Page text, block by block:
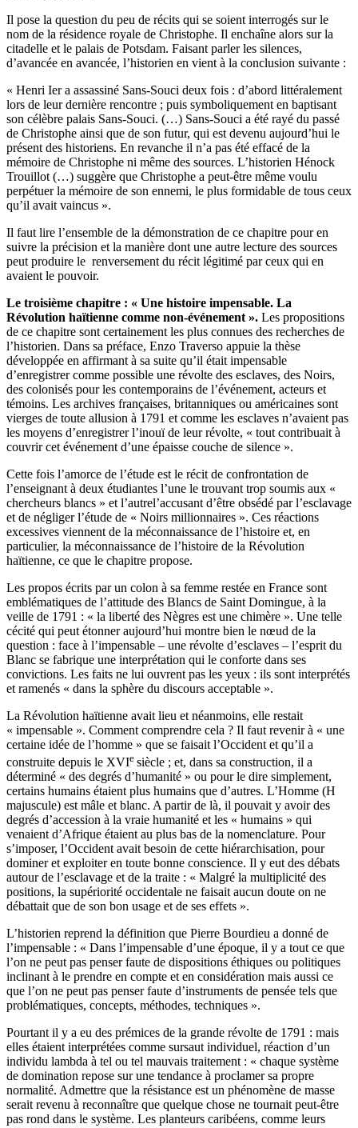
Il pose la question du peu de récits qui se soient interrogés sur le
nom de la résidence royale de Christophe. Il enchaîne alors sur la
citadelle et le palais de Potsdam. Faisant parler les silences,
d’avancée en avancée, l’historien en vient à la conclusion suivante :
« Henri Ier a assassiné Sans-Souci deux fois : d’abord littéralement
lors de leur dernière rencontre ; puis symboliquement en baptisant
son célèbre palais Sans-Souci. (…) Sans-Souci a été rayé du passé
de Christophe ainsi que de son futur, qui est devenu aujourd’hui le
présent des historiens. En revanche il n’a pas été effacé de la
mémoire de Christophe ni même des sources. L’historien Hénock
Trouillot (…) suggère que Christophe a peut-être même voulu
perpétuer la mémoire de son ennemi, le plus formidable de tous ceux
qu’il avait vaincus ».
Il faut lire l’ensemble de la démonstration de ce chapitre pour en
suivre la précision et la manière dont une autre lecture des sources
peut produire le renversement du récit légitimé par ceux qui en
avaient le pouvoir.
Le troisième chapitre : « Une histoire impensable. La
Révolution haïtienne comme non-événement ». Les propositions
de ce chapitre sont certainement les plus connues des recherches de
l’historien. Dans sa préface, Enzo Traverso appuie la thèse
développée en affirmant à sa suite qu’il était impensable
d’enregistrer comme possible une révolte des esclaves, des Noirs,
des colonisés pour les contemporains de l’événement, acteurs et
témoins. Les archives françaises, britanniques ou américaines sont
vierges de toute allusion à 1791 et comme les esclaves n’avaient pas
les moyens d’enregistrer l’inouï de leur révolte, « tout contribuait à
couvrir cet événement d’une épaisse couche de silence ».
Cette fois l’amorce de l’étude est le récit de confrontation de
l’enseignant à deux étudiantes l’une le trouvant trop soumis aux «
chercheurs blancs » et l’autrel’accusant d’être obsédé par l’esclavage
et de négliger l’étude de « Noirs millionnaires ». Ces réactions
excessives viennent de la méconnaissance de l’histoire et, en
particulier, la méconnaissance de l’histoire de la Révolution
haïtienne, ce que le chapitre propose.
Les propos écrits par un colon à sa femme restée en France sont
emblématiques de l’attitude des Blancs de Saint Domingue, à la
veille de 1791 : « la liberté des Nègres est une chimère ». Une telle
cécité qui peut étonner aujourd’hui montre bien le nœud de la
question : face à l’impensable – une révolte d’esclaves – l’esprit du
Blanc se fabrique une interprétation qui le conforte dans ses
convictions. Les faits ne lui ouvrent pas les yeux : ils sont interprétés
et ramenés « dans la sphère du discours acceptable ».
La Révolution haïtienne avait lieu et néanmoins, elle restait
« impensable ». Comment comprendre cela ? Il faut revenir à « une
certaine idée de l’homme » que se faisait l’Occident et qu’il a
construite depuis le XVIe siècle ; et, dans sa construction, il a
déterminé « des degrés d’humanité » ou pour le dire simplement,
certains humains étaient plus humains que d’autres. L’Homme (H
majuscule) est mâle et blanc. A partir de là, il pouvait y avoir des
degrés d’accession à la vraie humanité et les « humains » qui
venaient d’Afrique étaient au plus bas de la nomenclature. Pour
s’imposer, l’Occident avait besoin de cette hiérarchisation, pour
dominer et exploiter en toute bonne conscience. Il y eut des débats
autour de l’esclavage et de la traite : « Malgré la multiplicité des
positions, la supériorité occidentale ne faisait aucun doute on ne
débattait que de son bon usage et de ses effets ».
L’historien reprend la définition que Pierre Bourdieu a donné de
l’impensable : « Dans l’impensable d’une époque, il y a tout ce que
l’on ne peut pas penser faute de dispositions éthiques ou politiques
inclinant à le prendre en compte et en considération mais aussi ce
que l’on ne peut pas penser faute d’instruments de pensée tels que
problématiques, concepts, méthodes, techniques ».
Pourtant il y a eu des prémices de la grande révolte de 1791 : mais
elles étaient interprétées comme sursaut individuel, réaction d’un
individu lambda à tel ou tel mauvais traitement : « chaque système
de domination repose sur une tendance à proclamer sa propre
normalité. Admettre que la résistance est un phénomène de masse
serait revenu à reconnaître que quelque chose ne tournait peut-être
pas rond dans le système. Les planteurs caribéens, comme leurs